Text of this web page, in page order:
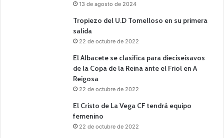
13 de agosto de 2024
Tropiezo del U.D Tomelloso en su primera
salida
22 de octubre de 2022
El Albacete se clasifica para dieciseisavos
de la Copa de la Reina ante el Friol en A
Reigosa
22 de octubre de 2022
El Cristo de La Vega CF tendrá equipo
femenino
22 de octubre de 2022